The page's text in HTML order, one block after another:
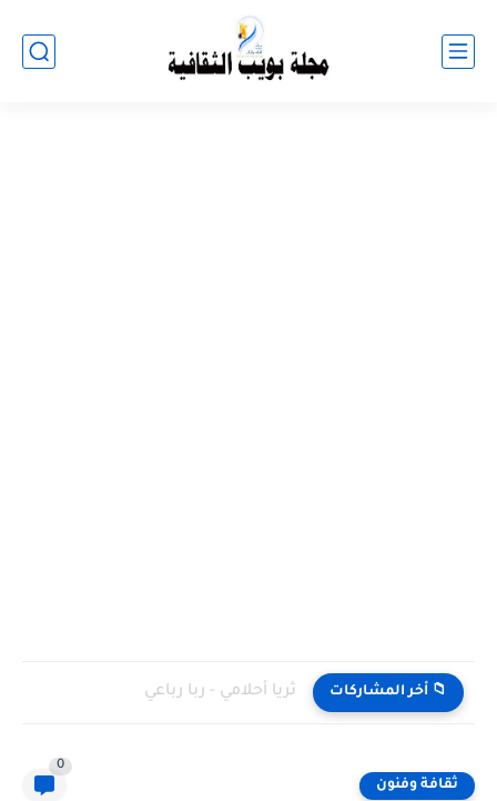
📁 أخر المشاركات ثريا أحلامي - ربا رباعي
ثقافة وفنون
0